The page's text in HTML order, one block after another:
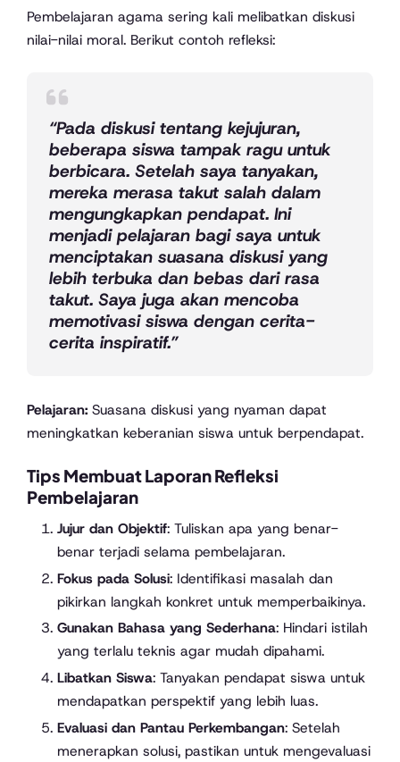
Pembelajaran agama sering kali melibatkan diskusi
nilai-nilai moral. Berikut contoh refleksi:
“Pada diskusi tentang kejujuran,
beberapa siswa tampak ragu untuk
berbicara. Setelah saya tanyakan,
mereka merasa takut salah dalam
mengungkapkan pendapat. Ini
menjadi pelajaran bagi saya untuk
menciptakan suasana diskusi yang
lebih terbuka dan bebas dari rasa
takut. Saya juga akan mencoba
memotivasi siswa dengan cerita-
cerita inspiratif.”
Pelajaran: Suasana diskusi yang nyaman dapat
meningkatkan keberanian siswa untuk berpendapat.
Tips Membuat Laporan Refleksi
Pembelajaran
Jujur dan Objektif: Tuliskan apa yang benar-
benar terjadi selama pembelajaran.
Fokus pada Solusi: Identifikasi masalah dan
pikirkan langkah konkret untuk memperbaikinya.
Gunakan Bahasa yang Sederhana: Hindari istilah
yang terlalu teknis agar mudah dipahami.
Libatkan Siswa: Tanyakan pendapat siswa untuk
mendapatkan perspektif yang lebih luas.
Evaluasi dan Pantau Perkembangan: Setelah
menerapkan solusi, pastikan untuk mengevaluasi